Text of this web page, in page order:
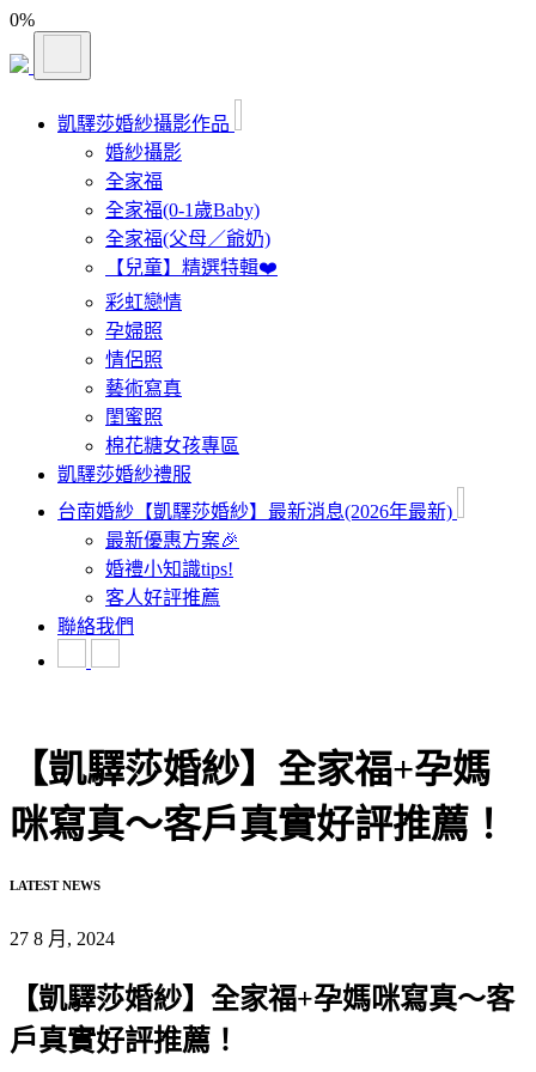
0%
凱驛莎婚紗攝影作品
婚紗攝影
全家福
全家福(0-1歲Baby)
全家福(父母／爺奶)
【兒童】精選特輯❤️
彩虹戀情
孕婦照
情侶照
藝術寫真
閨蜜照
棉花糖女孩專區
凱驛莎婚紗禮服
台南婚紗【凱驛莎婚紗】最新消息(2026年最新)
最新優惠方案🎉
婚禮小知識tips!
客人好評推薦
聯絡我們
【凱驛莎婚紗】全家福+孕媽
咪寫真～客戶真實好評推薦！
LATEST NEWS
27 8 月, 2024
【凱驛莎婚紗】全家福+孕媽咪寫真～客
戶真實好評推薦！